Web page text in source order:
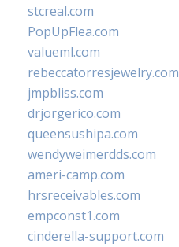
stcreal.com
PopUpFlea.com
valueml.com
rebeccatorresjewelry.com
jmpbliss.com
drjorgerico.com
queensushipa.com
wendyweimerdds.com
ameri-camp.com
hrsreceivables.com
empconst1.com
cinderella-support.com